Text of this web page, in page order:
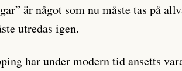
är något som nu måste tas på
utredas igen.
har under modern tid ansetts